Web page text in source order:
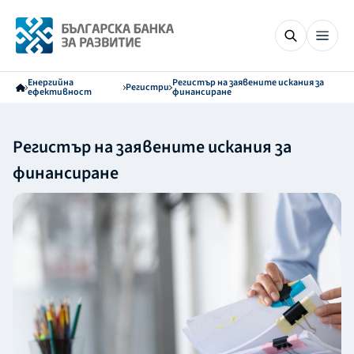
Енергийна
ефективност Регистри Регистър на заявените искания за
финансиране
Регистър на заявените искания за
финансиране